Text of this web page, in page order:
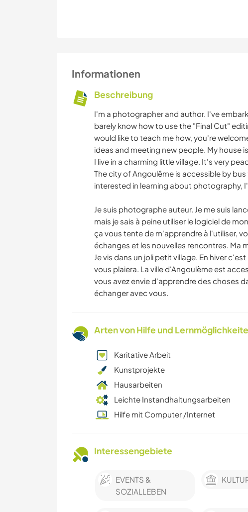
Informationen
Beschreibung
I'm a photographer and author. I've
barely know how to use the "Final Cut"
would like to teach me how, you're
ideas and meeting new people. My house
I live in a charming little village. It's very
The city of Angoulême is accessible by
interested in learning about photography,
Je suis photographe auteur. Je me suis
mais je sais à peine utiliser le logiciel de
ça vous tente de m'apprendre à l'utiliser,
échanges et les nouvelles rencontres. Ma
Je vis dans un joli petit village. En hiver
vous plaiera. La ville d'Angoulème est
vous avez envie d'apprendre des choses
échanger avec vous.
Arten von Hilfe und
Karitative Arbeit
Kunstprojekte
Hausarbeiten
Leichte Instandhaltungsarbeiten
Hilfe mit Computer /Internet
Interessengebiete
EVENTS &
SOZIALLEBEN